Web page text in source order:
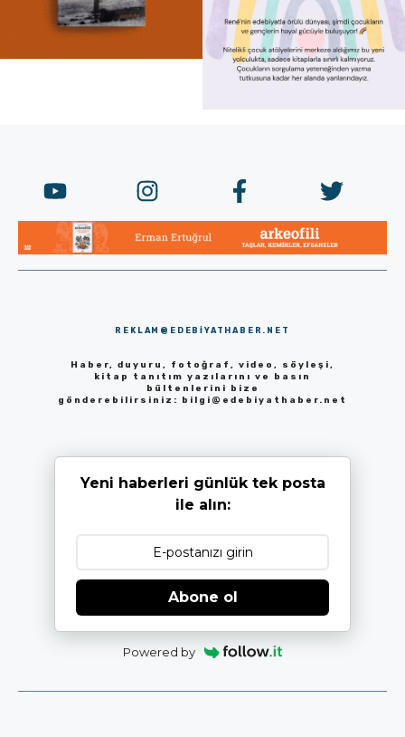
REKLAM@EDEBIYATHABER.NET
Haber, duyuru, fotoğraf, video, söyleşi,
kitap tanıtım yazılarını ve basın
bültenlerini bize
gönderebilirsiniz: bilgi@edebiyathaber.net
Yeni haberleri günlük tek posta
ile alın:
Abone ol
Powered by